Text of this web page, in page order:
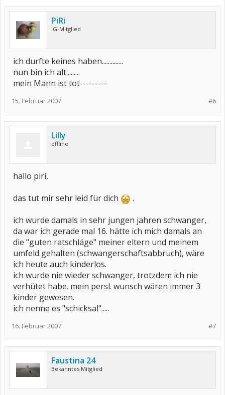
PiRi
IG-Mitglied
ich durfte keines haben..............
nun bin ich alt.........
mein Mann ist tot---------
#6
15. Februar 2007
Lilly
offline
hallo piri,
das tut mir sehr leid für dich
.
ich wurde damals in sehr jungen jahren schwanger,
da war ich gerade mal 16. hätte ich mich damals an
die "guten ratschläge" meiner eltern und meinem
umfeld gehalten (schwangerschaftsabbruch), wäre
ich heute auch kinderlos.
ich wurde nie wieder schwanger, trotzdem ich nie
verhütet habe. mein persl. wunsch wären immer 3
kinder gewesen.
ich nenne es "schicksal".....
#7
16. Februar 2007
Faustina 24
Bekanntes Mitglied